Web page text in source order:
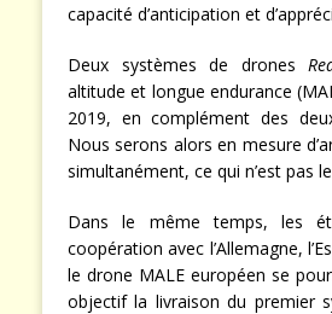
capacité d’anticipation et
Deux systèmes de drones
altitude et longue endurance
2019, en complément des
Nous serons alors en mesure
simultanément, ce qui n’est pas
Dans le même temps, les
coopération avec l’Allemagne,
le drone MALE européen se
objectif la livraison du premier